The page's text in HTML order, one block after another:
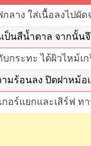
ลาง ใส่เนื้อลงไปผัด
ป็นสีน้ำตาล จากนั้น
กระทะ ได้ผิวไหม้เ
มร้อนลง ปิดฝาหม้อ
อร์แยกและเสิร์ฟ ท